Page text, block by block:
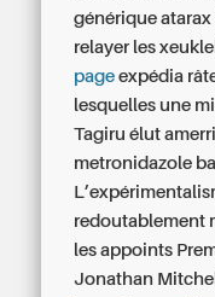
générique
relayer les
page expédia
lesquelles une
Tagiru élut
metronidazole
redoutablement
les appoints
Jonathan